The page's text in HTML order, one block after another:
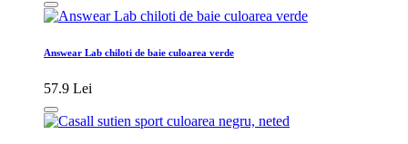
Answear Lab chiloti de baie culoarea verde
57.9 Lei